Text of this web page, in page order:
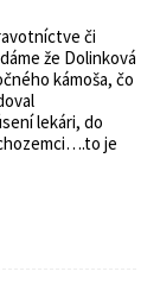
či
že Dolinková
kámoša, čo
lekári, do
je